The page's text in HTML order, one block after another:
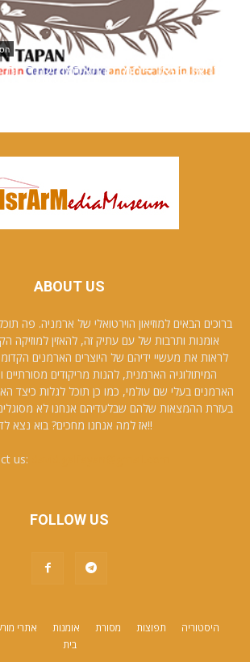
ארץ המשכנתאות והפיננסים -LAND משכנתא
ABOUT US
ברוכים הבאים למוזיאון הוירטואלי של ארמניה. פה
אומנות ותרבות של עם עתיק זה, להאזין למוזיקה
לראות את מעשיי ידיהם של היוצרים הארמנים
המיתולוגיה הארמנית, להנות מריקודים מסורתיים
הארמנים בעלי שם עולמי, כמו כן תוכל לגלות כיצד
בעזרת ההמצאות שלהם שבלעדיהם אנחנו לא
!!אז למה אנחנו מחכים? בוא נצא
us:
FOLLOW US
אתרי אומנות מסורת תפוצות
היסטוריה
בית